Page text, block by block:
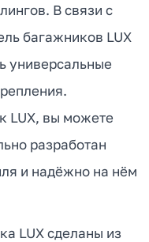
В связи с
багажников LUX
универсальные
LUX, вы можете
разработан
и надёжно на нём
LUX сделаны из